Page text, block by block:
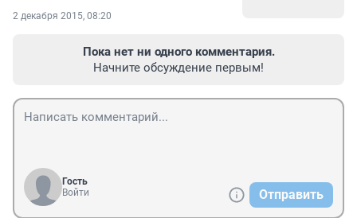
2 декабря 2015, 08:20
Пока нет ни одного комментария.
Начните обсуждение первым!
Гость
Войти
Отправить